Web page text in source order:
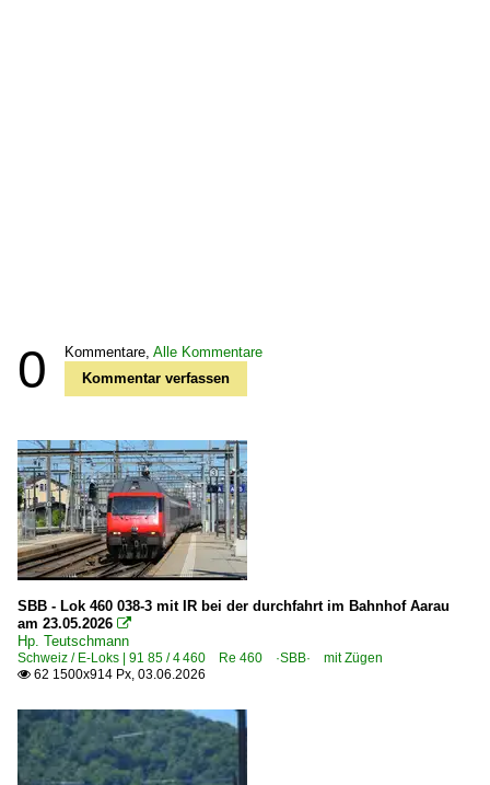
0 Kommentare, Alle Kommentare
Kommentar verfassen
SBB - Lok 460 038-3 mit IR bei der durchfahrt im Bahnhof Aarau
am 23.05.2026 
Hp. Teutschmann
Schweiz / E-Loks | 91 85 / 4 460 Re 460 ·SBB· mit Zügen
 62 1500x914 Px, 03.06.2026